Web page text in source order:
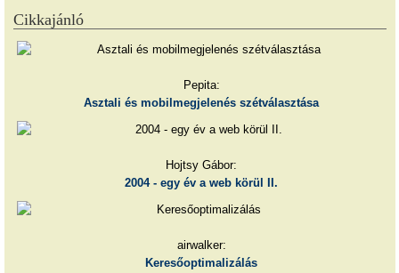
Cikkajánló
Pepita:
Asztali és mobilmegjelenés szétválasztása
Hojtsy Gábor:
2004 - egy év a web körül II.
airwalker:
Keresőoptimalizálás